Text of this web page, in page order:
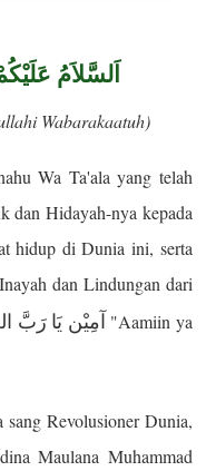
اَلسَّلاَمُ
Wabarakaatuh)
Wa Ta'ala yang telah
dan Hidayah-nya kepada
hidup di Dunia ini, serta
dan Lindungan dari
آمِيْن يَا رَبَّ "Aamiin ya
sang Revolusioner Dunia,
Maulana Muhammad